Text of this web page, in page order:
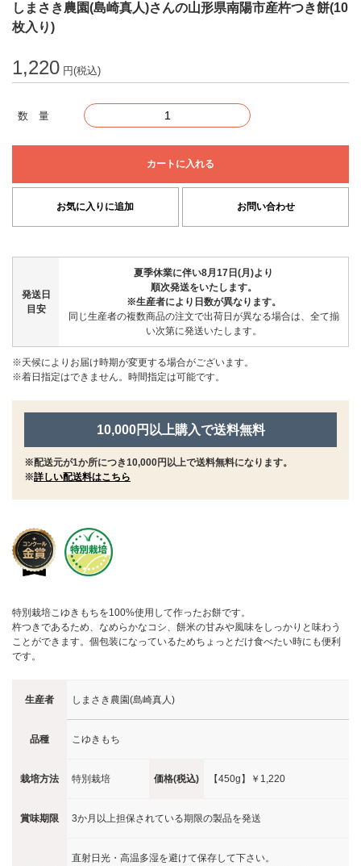
しまさき農園(島崎真人)さんの山形県南陽市産杵つき餅(10
枚入り)
1,220 円(税込)
数 量
カートに入れる
お気に入りに追加 お問い合わせ
発送日
目安
夏季休業に伴い8月17日(月)より
順次発送をいたします。
※生産者により日数が異なります。
同じ生産者の複数商品の注文で出荷日が異なる場合は、全て揃
い次第に発送いたします。
※天候によりお届け時期が変更する場合がございます。
※着日指定はできません。時間指定は可能です。
10,000円以上購入で送料無料
※配送元が1か所につき10,000円以上で送料無料になります。
※詳しい配送料はこちら
特別栽培こゆきもちを100%使用して作ったお餅です。
杵つきであるため、なめらかなコシ、餅米の甘みや風味をしっかりと味わう
ことができます。個包装になっているためちょっとだけ食べたい時にも便利
です。
生産者 しまさき農園(島崎真人)
品種 こゆきもち
栽培方法 特別栽培 価格(税込) 【450g】 ￥1,220
賞味期限 3か月以上担保されている期限の製品を発送
直射日光・高温多湿を避けて保存して下さい。